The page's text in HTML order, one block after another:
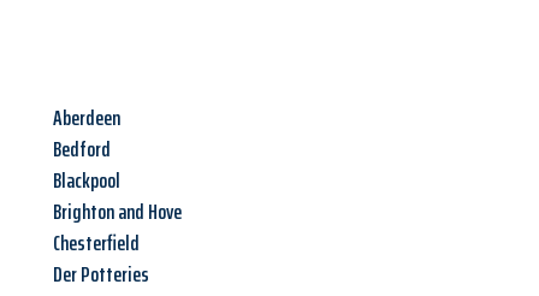
Aberdeen
Bedford
Blackpool
Brighton and Hove
Chesterfield
Der Potteries